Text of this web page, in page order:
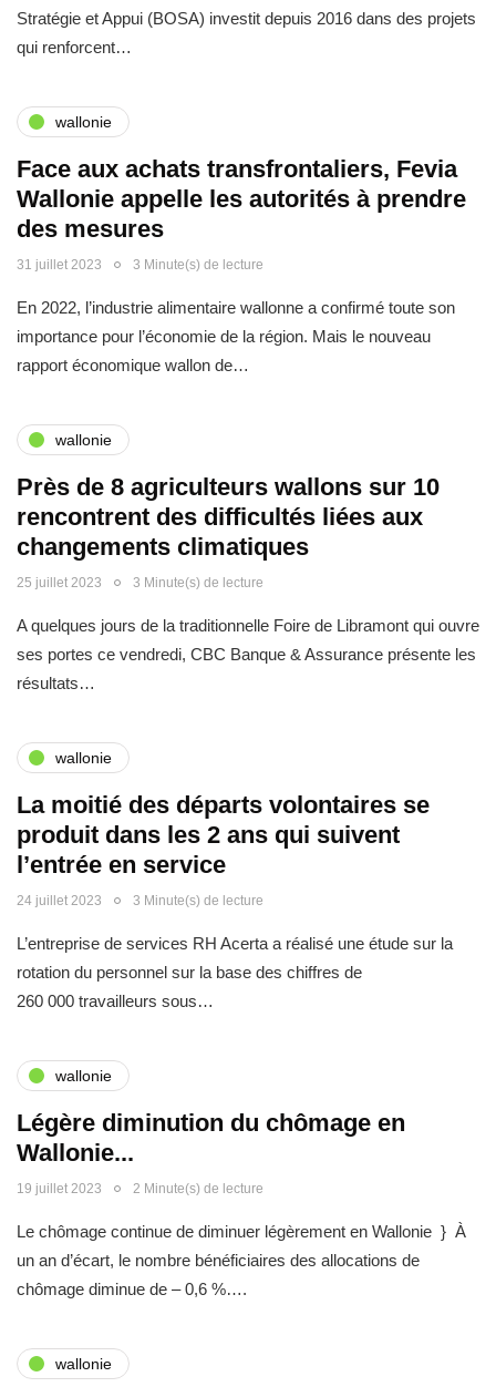
Stratégie et Appui (BOSA) investit depuis 2016 dans des projets
qui renforcent…
wallonie
Face aux achats transfrontaliers, Fevia
Wallonie appelle les autorités à prendre
des mesures
31 juillet 2023 3 Minute(s) de lecture
En 2022, l’industrie alimentaire wallonne a confirmé toute son
importance pour l’économie de la région. Mais le nouveau
rapport économique wallon de…
wallonie
Près de 8 agriculteurs wallons sur 10
rencontrent des difficultés liées aux
changements climatiques
25 juillet 2023 3 Minute(s) de lecture
A quelques jours de la traditionnelle Foire de Libramont qui ouvre
ses portes ce vendredi, CBC Banque & Assurance présente les
résultats…
wallonie
La moitié des départs volontaires se
produit dans les 2 ans qui suivent
l’entrée en service
24 juillet 2023 3 Minute(s) de lecture
L’entreprise de services RH Acerta a réalisé une étude sur la
rotation du personnel sur la base des chiffres de
260 000 travailleurs sous…
wallonie
Légère diminution du chômage en
Wallonie...
19 juillet 2023 2 Minute(s) de lecture
Le chômage continue de diminuer légèrement en Wallonie } À
un an d’écart, le nombre bénéficiaires des allocations de
chômage diminue de – 0,6 %….
wallonie